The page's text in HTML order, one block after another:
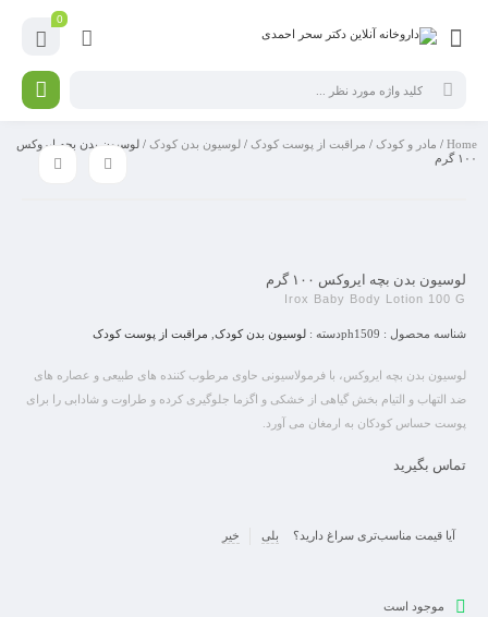
0
Home
/ مادر و کودک / مراقبت از پوست کودک / لوسیون بدن کودک / لوسیون بدن بچه ایروکس
۱۰۰ گرم
لوسیون بدن بچه ایروکس ۱۰۰ گرم
Irox Baby Body Lotion 100 G
شناسه محصول : ph1509دسته : لوسیون بدن کودک مراقبت از پوست کودک
لوسیون بدن بچه ایروکس، با فرمولاسیونی حاوی مرطوب کننده های طبیعی و عصاره های
ضد التهاب و التیام بخش گیاهی از خشکی و اگزما جلوگیری کرده و طراوت و شادابی را برای
پوست حساس کودکان به ارمغان می آورد.
تماس بگیرید
آیا قیمت مناسب‌تری سراغ دارید؟ بلی خیر
موجود است